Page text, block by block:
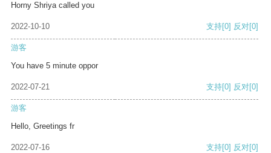
Horny Shriya called you
2022-10-10 支持[0] 反对[0]
游客
You have 5 minute oppor
2022-07-21 支持[0] 反对[0]
游客
Hello, Greetings fr
2022-07-16 支持[0] 反对[0]